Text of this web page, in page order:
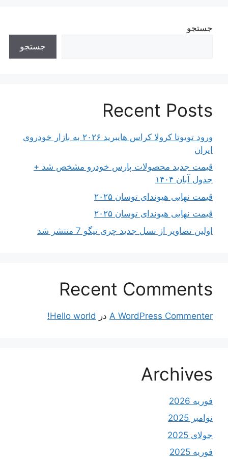
جستجو
جستجو
Recent Posts
ورود تویوتا کرولا کراس هایبرید ۲۰۲۶ به بازار خودروی
ایران
قیمت جدید محصولات پارس خودرو مشخص شد +
جدول آبان ۱۴۰۴
قیمت نهایی هیوندای توسان ۲۰۲۵
قیمت نهایی هیوندای توسان ۲۰۲۵
اولین تصاویر از نسل جدید چری تیگو 7 منتشر شد
Recent Comments
A WordPress Commenter در Hello world!
Archives
فوریه 2026
نوامبر 2025
جولای 2025
فوریه 2025